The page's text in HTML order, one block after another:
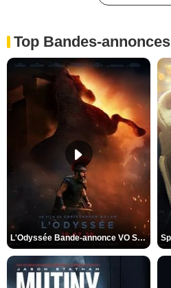
Top Bandes-annonces
L'Odyssée Bande-annonce VO STFR